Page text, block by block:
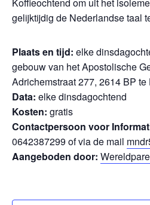
gelijktijdig de Nederlandse taal
Plaats en tijd: elke
gebouw van het Apostolische
Adrichemstraat 277, 2614 BP te
Data: elke dinsdagochtend
Kosten: gratis
Contactpersoon voor
0642387299 of via de mail
Aangeboden door: